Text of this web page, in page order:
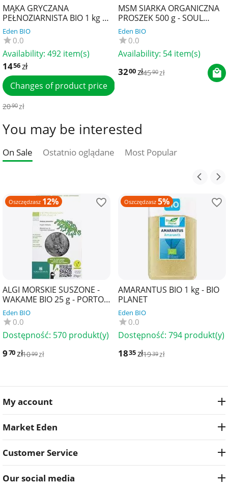
MĄKA GRYCZANA
PEŁNOZIARNISTA BIO 1 kg -
BIO PLANET
Eden BIO
0.0
Availability: 492 item(s)
1456zł
Changes of product price
2090zł
MSM SIARKA ORGANICZNA
PROSZEK 500 g - SOUL
FARM
Eden BIO
0.0
Availability: 54 item(s)
3200zł4590zł
You may be interested
On Sale Ostatnio oglądane Most Popular
Oszczędzasz 12%
ALGI MORSKIE SUSZONE -
WAKAME BIO 25 g - PORTO
MUINOS
Eden BIO
0.0
Dostępność: 570 produkt(y)
970zł1099zł
Oszczędzasz 5%
AMARANTUS BIO 1 kg - BIO
PLANET
Eden BIO
0.0
Dostępność: 794 produkt(y)
1835zł1939zł
My account
Market Eden
Customer Service
Our social media